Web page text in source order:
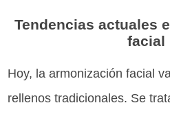
Tendencias actuales
facial
Hoy, la armonización facial
rellenos tradicionales. Se